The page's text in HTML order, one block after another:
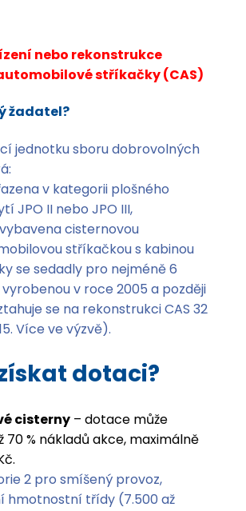
nebo rekonstrukce
stříkačky (CAS)
žadatel?
jednotku sboru dobrovolných
v kategorii plošného
JPO II nebo JPO III,
cisternovou
stříkačkou s kabinou
se sedadly pro nejméně 6
v roce 2005 a později
se na rekonstrukci CAS 32
Více ve výzvě).
dotaci?
cisterny – dotace může
70 % nákladů akce, maximálně
2 pro smíšený provoz,
hmotnostní třídy (7.500 až